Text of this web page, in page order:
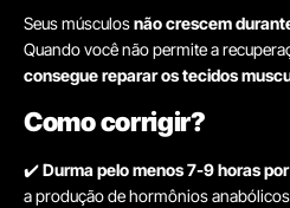
Seus músculosnão crescem
Quando você não permite a
consegue reparar os tecidos
Como corrigir?
✔️Durma pelo menos 7-9 horas
a produção de hormônios